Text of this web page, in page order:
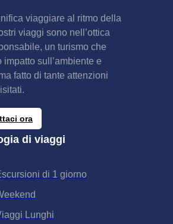
viaggiare al ritmo della
viaggi sono nell’ottica
un turismo che
impatto sull’ambiente e
fatto di tante attenzioni
ora
di viaggi
di 1 giorno
Lunghi